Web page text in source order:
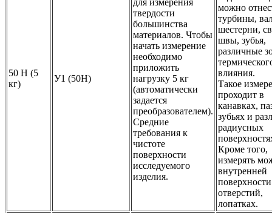
50 Н (5
кг)
У1 (50Н)
твердости
большинства
материалов. Чтобы
начать измерение
необходимо
приложить
нагрузку 5 кг
(автоматически
задается
преобразователем).
Средние
требования к
чистоте
поверхности
исследуемого
изделия.
можно
турбины,
шестерни,
швы, зубья,
различные
влияния.
Такое
проходит в
канавках,
зубьях и
радиусных
Кроме того,
измерять
внутренней
отверстий,
лопатках.